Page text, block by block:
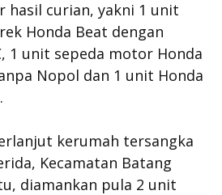
hasil curian, yakni 1 unit
Honda Beat dengan
1 unit sepeda motor Honda
Nopol dan 1 unit Honda
kerumah tersangka
Kecamatan Batang
diamankan pula 2 unit